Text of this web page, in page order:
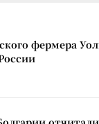
фермера